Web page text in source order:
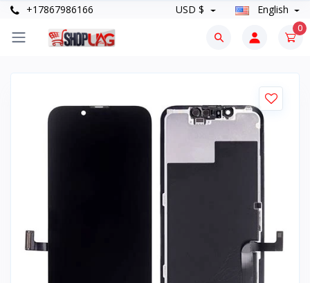
+17867986166 USD $ English
0